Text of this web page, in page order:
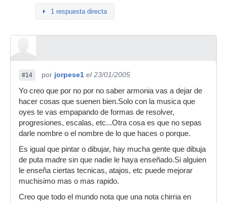
1 respuesta directa
#14 por jorpese1 el 23/01/2005
Yo creo que por no por no saber armonia vas a dejar de
hacer cosas que suenen bien.Solo con la musica que
oyes te vas empapando de formas de resolver,
progresiones, escalas, etc...Otra cosa es que no sepas
darle nombre o el nombre de lo que haces o porque.
Es igual que pintar o dibujar, hay mucha gente que dibuja
de puta madre sin que nadie le haya enseñado.Si alguien
le enseña ciertas tecnicas, atajos, etc puede mejorar
muchisimo mas o mas rapido.
Creo que todo el mundo nota que una nota chirria en